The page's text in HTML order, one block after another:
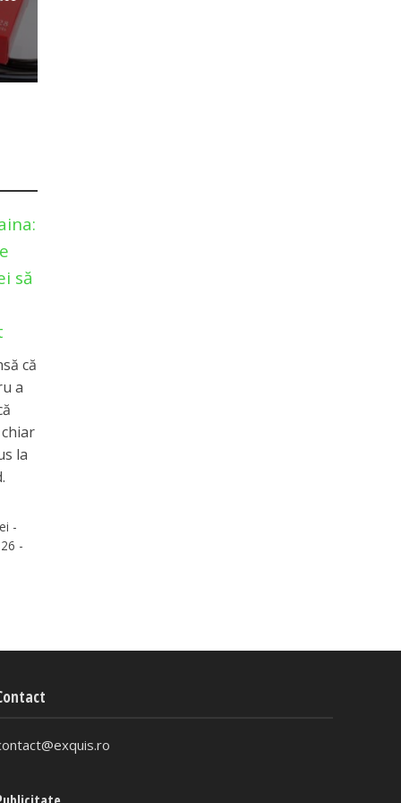
să
că
a
la
-
-